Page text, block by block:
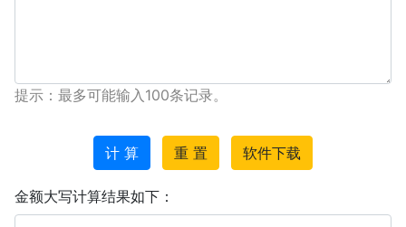
提示：最多可能输入100条记录。
计 算 重 置 软件下载
金额大写计算结果如下：